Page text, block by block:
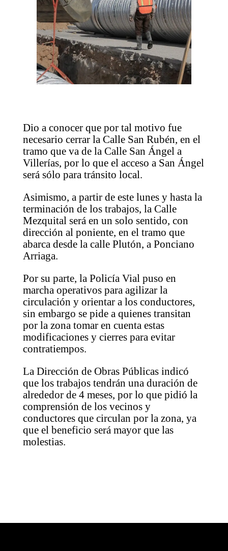
Dio a conocer que por tal motivo fue
necesario cerrar la Calle San Rubén, en el
tramo que va de la Calle San Ángel a
Villerías, por lo que el acceso a San Ángel
será sólo para tránsito local.
Asimismo, a partir de este lunes y hasta la
terminación de los trabajos, la Calle
Mezquital será en un solo sentido, con
dirección al poniente, en el tramo que
abarca desde la calle Plutón, a Ponciano
Arriaga.
Por su parte, la Policía Vial puso en
marcha operativos para agilizar la
circulación y orientar a los conductores,
sin embargo se pide a quienes transitan
por la zona tomar en cuenta estas
modificaciones y cierres para evitar
contratiempos.
La Dirección de Obras Públicas indicó
que los trabajos tendrán una duración de
alrededor de 4 meses, por lo que pidió la
comprensión de los vecinos y
conductores que circulan por la zona, ya
que el beneficio será mayor que las
molestias.